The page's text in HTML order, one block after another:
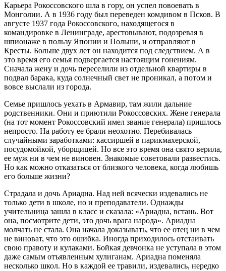
Карьера Рокоссовского шла в гору, он успел повоевать в
Монголии. А в 1936 году был переведен комдивом в Псков. В
августе 1937 года Рокоссовского, находящегося в
командировке в Ленинграде, арестовывают, подозревая в
шпионаже в пользу Японии и Польши, и отправляют в
Кресты. Больше двух лет он находится под следствием. А в
это время его семья подвергается настоящим гонениям.
Сначала жену и дочь переселили из отдельной квартиры в
подвал барака, куда солнечный свет не проникал, а потом и
вовсе выслали из города.
Семье пришлось уехать в Армавир, там жили дальние
родственники. Они и приютили Рокоссовских. Жене генерала
(на тот момент Рокоссовский имел звание генерала) пришлось
непросто. На работу ее брали неохотно. Перебивалась
случайными заработками: кассиршей в парикмахерской,
посудомойкой, уборщицей. Но все это время она свято верила,
ее муж ни в чем не виновен. Знакомые советовали развестись.
Но как можно отказаться от близкого человека, когда любишь
его больше жизни?
Страдала и дочь Ариадна. Над ней всячески издевались не
только дети в школе, но и преподаватели. Однажды
учительница зашла в класс и сказала: «Ариадна, встань. Вот
она, посмотрите дети, это дочь врага народа». Ариадна
молчать не стала. Она начала доказывать, что ее отец ни в чем
не виноват, что это ошибка. Иногда приходилось отстаивать
свою правоту и кулаками. Бойкая девчонка не уступала в этом
даже самым отъявленным хулиганам. Ариадна поменяла
несколько школ. Но в каждой ее травили, издевались, нередко